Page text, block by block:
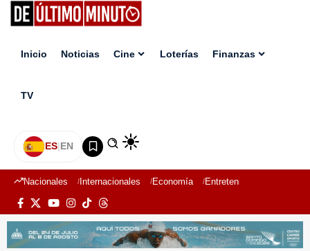
Inicio Noticias Cine Loterías Finanzas
TV
ES|EN
Nacionales Internacionales Economía Entretenimiento